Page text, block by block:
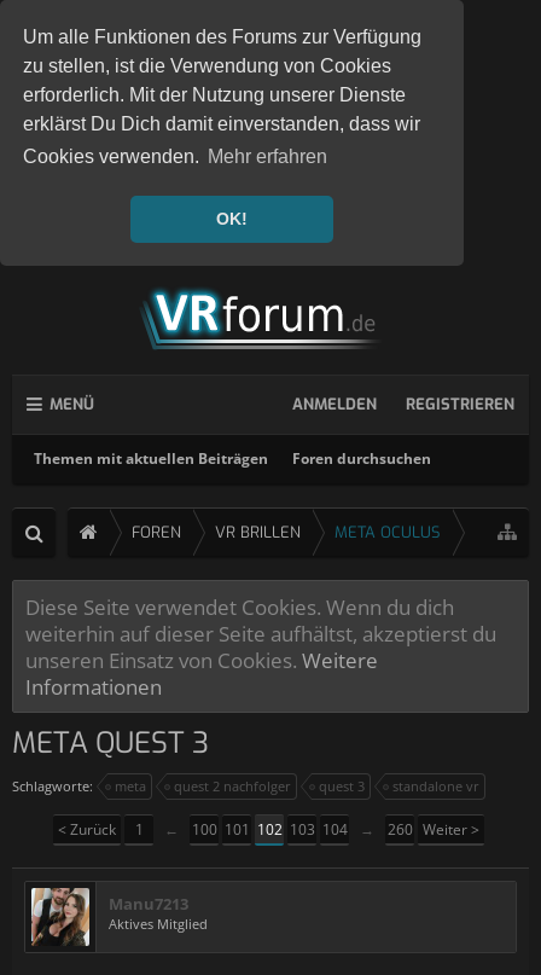
Um alle Funktionen des Forums zur Verfügung
zu stellen, ist die Verwendung von Cookies
erforderlich. Mit der Nutzung unserer Dienste
erklärst Du Dich damit einverstanden, dass wir
Cookies verwenden. Mehr erfahren
OK!
MENÜ
Themen mit aktuellen Beiträgen Foren durchsuchen
ANMELDEN REGISTRIEREN
FOREN VR BRILLEN META OCULUS
Diese Seite verwendet Cookies. Wenn du dich
weiterhin auf dieser Seite aufhältst, akzeptierst du
unseren Einsatz von Cookies. Weitere
Informationen
META QUEST 3
Schlagworte: meta quest 2 nachfolger quest 3 standalone vr
< Zurück 1 ← 100 101 102 103 104 → 260 Weiter >
Manu7213
Aktives Mitglied